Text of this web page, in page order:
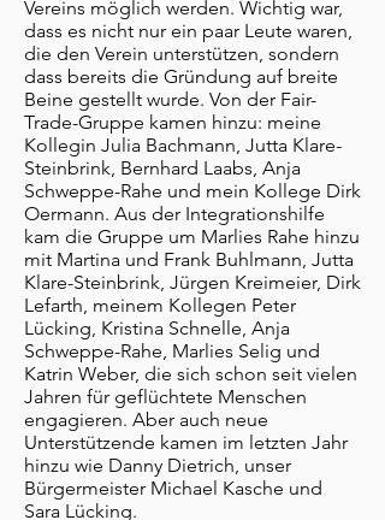
Vereins möglich werden. Wichtig war,
dass es nicht nur ein paar Leute waren,
die den Verein unterstützen, sondern
dass bereits die Gründung auf breite
Beine gestellt wurde. Von der Fair-
Trade-Gruppe kamen hinzu: meine
Kollegin Julia Bachmann, Jutta Klare-
Steinbrink, Bernhard Laabs, Anja
Schweppe-Rahe und mein Kollege Dirk
Oermann. Aus der Integrationshilfe
kam die Gruppe um Marlies Rahe hinzu
mit Martina und Frank Buhlmann, Jutta
Klare-Steinbrink, Jürgen Kreimeier, Dirk
Lefarth, meinem Kollegen Peter
Lücking, Kristina Schnelle, Anja
Schweppe-Rahe, Marlies Selig und
Katrin Weber, die sich schon seit vielen
Jahren für geflüchtete Menschen
engagieren. Aber auch neue
Unterstützende kamen im letzten Jahr
hinzu wie Danny Dietrich, unser
Bürgermeister Michael Kasche und
Sara Lücking.